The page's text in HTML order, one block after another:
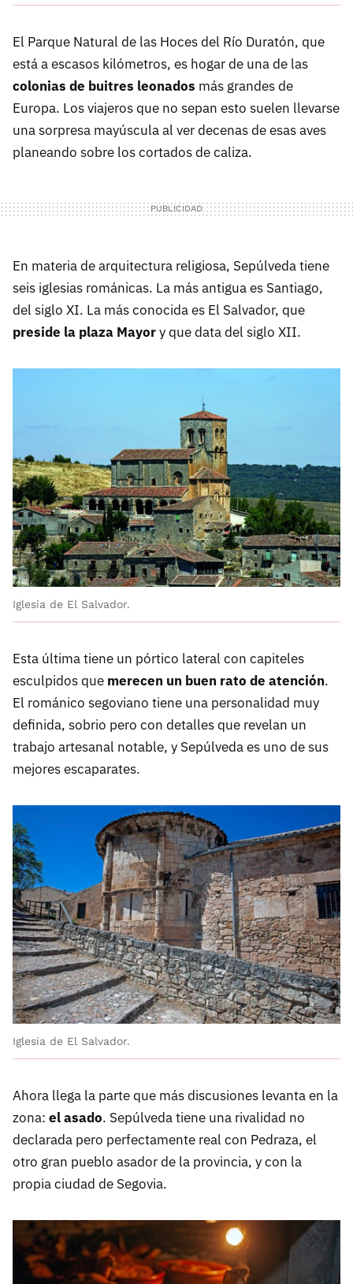
El Parque Natural de las Hoces del Río Duratón, que
está a escasos kilómetros, es hogar de una de las
colonias de buitres leonados más grandes de
Europa. Los viajeros que no sepan esto suelen llevarse
una sorpresa mayúscula al ver decenas de esas aves
planeando sobre los cortados de caliza.
En materia de arquitectura religiosa, Sepúlveda tiene
seis iglesias románicas. La más antigua es Santiago,
del siglo XI. La más conocida es El Salvador, que
preside la plaza Mayory que data del siglo XII.
Iglesia de El Salvador.
Esta última tiene un pórtico lateral con capiteles
esculpidos que merecen un buen rato de atención.
El románico segoviano tiene una personalidad muy
definida, sobrio pero con detalles que revelan un
trabajo artesanal notable, y Sepúlveda es uno de sus
mejores escaparates.
Iglesia de El Salvador.
Ahora llega la parte que más discusiones levanta en la
zona: el asado. Sepúlveda tiene una rivalidad no
declarada pero perfectamente real con Pedraza, el
otro gran pueblo asador de la provincia, y con la
propia ciudad de Segovia.